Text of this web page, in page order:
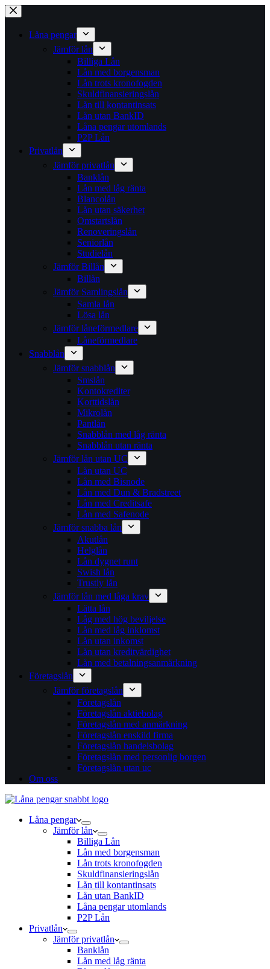
Hoppa
till
innehållLåna pengar
Jämför lån
Billiga Lån
Lån med borgensman
Lån trots kronofogden
Skuldfinansieringslån
Lån till kontantinsats
Lån utan BankID
Låna pengar utomlands
P2P Lån
Privatlån
Jämför privatlån
Banklån
Lån med låg ränta
Blancolån
Lån utan säkerhet
Omstartslån
Renoveringslån
Seniorlån
Studielån
Jämför Billån
Billån
Jämför Samlingslån
Samla lån
Lösa lån
Jämför låneförmedlare
Låneförmedlare
Snabblån
Jämför snabblån
Smslån
Kontokrediter
Korttidslån
Mikrolån
Pantlån
Snabblån med låg ränta
Snabblån utan ränta
Jämför lån utan UC
Lån utan UC
Lån med Bisnode
Lån med Dun & Bradstreet
Lån med Creditsafe
Lån med Safenode
Jämför snabba lån
Akutlån
Helglån
Lån dygnet runt
Swish lån
Trustly lån
Jämför lån med låga krav
Lätta lån
Låg med hög beviljelse
Lån med låg inklomst
Lån utan inkomst
Lån utan kreditvärdighet
Lån med betalningsanmärkning
Företagslån
Jämför företagslån
Företagslån
Företagslån aktiebolag
Företagslån med anmärkning
Företagslån enskild firma
Företagslån handelsbolag
Företagslån med personlig borgen
Företagslån utan uc
Om oss
Låna pengar
Jämför lån
Billiga Lån
Lån med borgensman
Lån trots kronofogden
Skuldfinansieringslån
Lån till kontantinsats
Lån utan BankID
Låna pengar utomlands
P2P Lån
Privatlån
Jämför privatlån
Banklån
Lån med låg ränta